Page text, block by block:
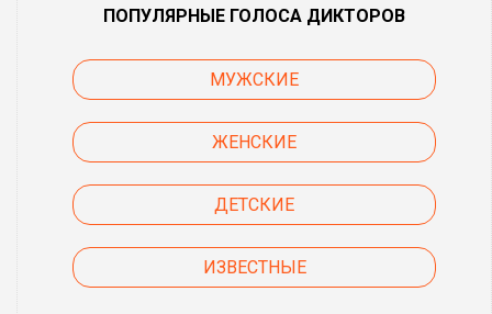
ПОПУЛЯРНЫЕ ГОЛОСА ДИКТОРОВ
МУЖСКИЕ
ЖЕНСКИЕ
ДЕТСКИЕ
ИЗВЕСТНЫЕ